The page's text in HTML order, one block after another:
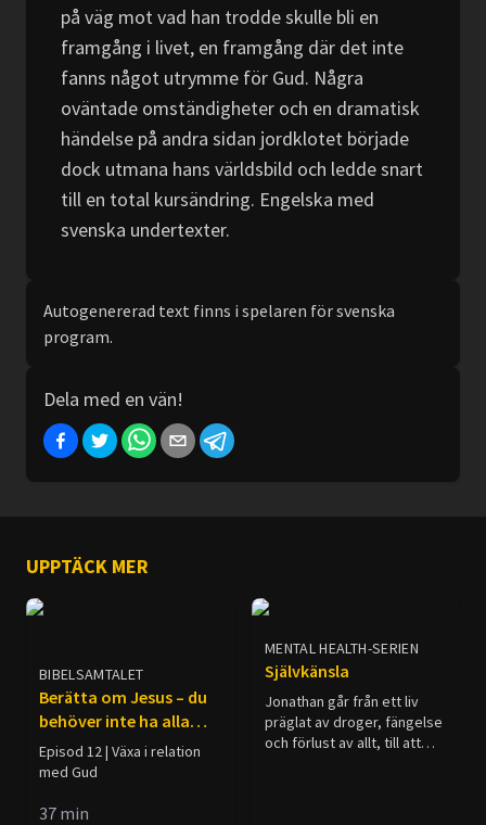
på väg mot vad han trodde skulle bli en
framgång i livet, en framgång där det inte
fanns något utrymme för Gud. Några
oväntade omständigheter och en dramatisk
händelse på andra sidan jordklotet började
dock utmana hans världsbild och ledde snart
till en total kursändring. Engelska med
svenska undertexter.
Autogenererad text finns i spelaren för svenska
program.
Dela med en vän!
UPPTÄCK MER
BIBELSAMTALET
Berätta om Jesus – du
behöver inte ha alla
svar
Episod 12 | Växa i relation
med Gud
37 min
MENTAL HEALTH-SERIEN
Självkänsla
Jonathan går från ett liv
präglat av droger, fängelse
och förlust av allt, till att